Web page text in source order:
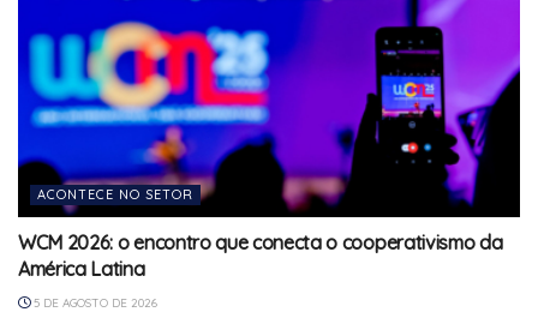
ACONTECE NO SETOR
WCM 2026: o encontro que conecta o cooperativismo da
América Latina
5 DE AGOSTO DE 2026